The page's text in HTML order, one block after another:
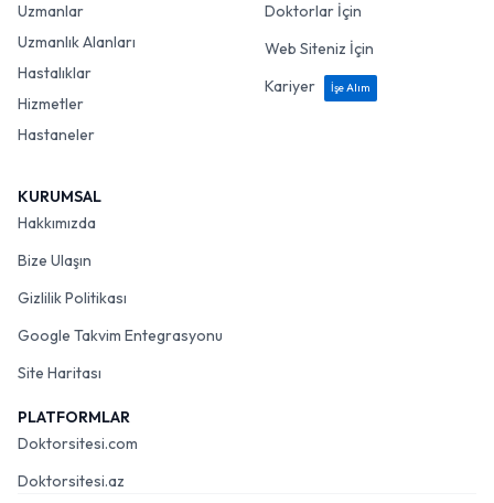
Uzmanlar
Uzmanlık Alanları
Hastalıklar
Hizmetler
Hastaneler
Doktorlar İçin
Web Siteniz İçin
Kariyer
İşe Alım
KURUMSAL
Hakkımızda
Bize Ulaşın
Gizlilik Politikası
Google Takvim Entegrasyonu
Site Haritası
PLATFORMLAR
Doktorsitesi.com
Doktorsitesi.az